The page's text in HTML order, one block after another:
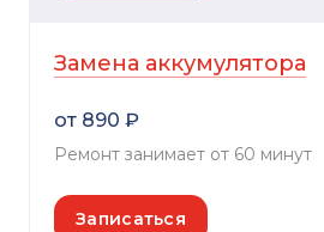
Замена аккумулятора
от 890 ₽
Ремонт занимает от 60 минут
Записаться